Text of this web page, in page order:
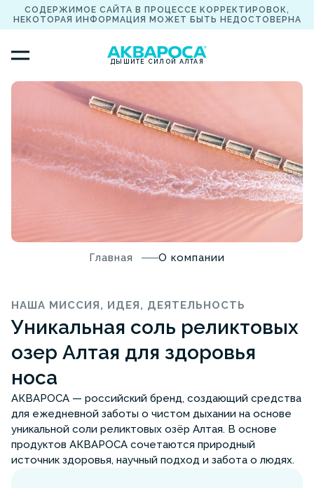
СОДЕРЖИМОЕ САЙТА В ПРОЦЕССЕ КОРРЕКТИРОВОК,
НЕКОТОРАЯ ИНФОРМАЦИЯ МОЖЕТ БЫТЬ НЕДОСТОВЕРНА
ДЫШИТЕ СИЛОЙ АЛТАЯ
Главная О компании
НАША МИССИЯ, ИДЕЯ, ДЕЯТЕЛЬНОСТЬ
Уникальная соль реликтовых
озер Алтая для здоровья
носа
АКВАРОСА — российский бренд, создающий средства
для ежедневной заботы о чистом дыхании на основе
уникальной соли реликтовых озёр Алтая. В основе
продуктов АКВАРОСА сочетаются природный
источник здоровья, научный подход и забота о людях.